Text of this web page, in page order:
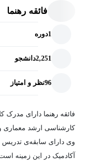
فائقه رهنما
1دوره
2,251دانشجو
96نظر و امتیاز
فائقه رهنما دارای مدرک
کارشناسی ارشد معماری
وی دارای سابقه‌ی
آکادمیک در این زمینه